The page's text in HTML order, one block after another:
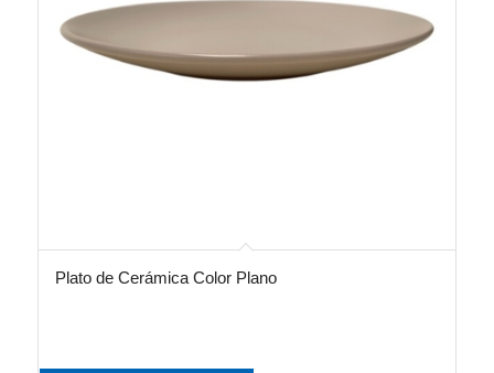
Plato de Cerámica Color Plano